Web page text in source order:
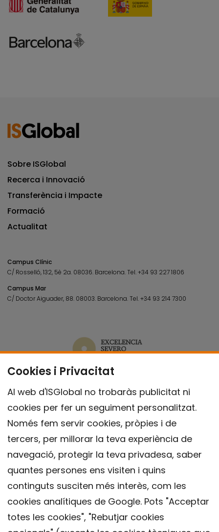
Cookies i Privacitat
Al web d'ISGlobal no trobaràs publicitat ni
cookies per fer un seguiment personalitzat.
Només fem servir cookies, pròpies i de
tercers, per millorar la teva experiència de
navegació, protegir la teva privadesa, saber
quantes persones ens visiten i quins
continguts susciten més interès, com les
cookies analítiques de Google. Pots "Acceptar
totes les cookies", "Rebutjar cookies
Sobre ISGlobal
Recerca i Innovació
Transferència i Impacte
Formació
Actualitat
Campus Clínic
C/ Rosselló, 132, 5è 2a. 08036. Barcelona.Tel.+34 93 227 1806
Campus Mar
C/ Doctor Aiguader, 88. 08003. Barcelona.Tel.+34 93 214 7300